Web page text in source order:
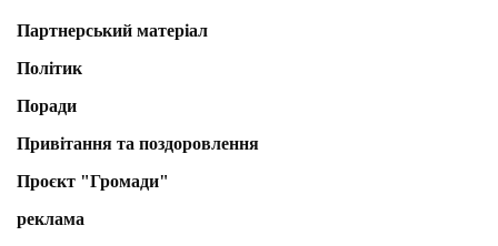
Партнерський матеріал
Політик
Поради
Привітання та поздоровлення
Проєкт "Громади"
реклама